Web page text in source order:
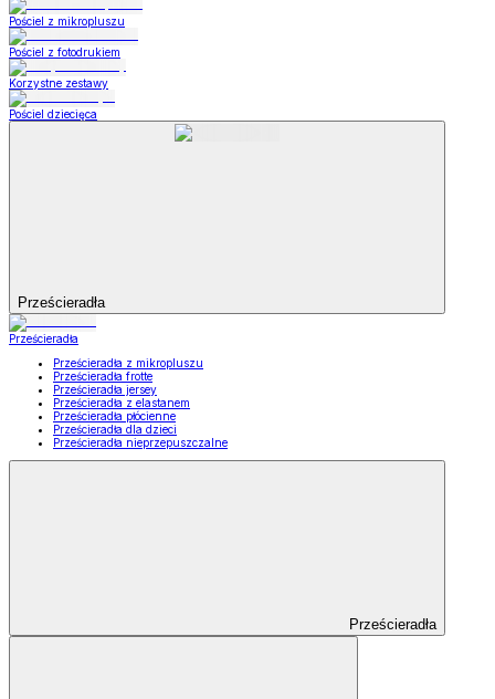
Pościel z mikropluszu
Pościel z fotodrukiem
Korzystne zestawy
Pościel dziecięca
Prześcieradła
Prześcieradła
Prześcieradła z mikropluszu
Prześcieradła frotte
Prześcieradła jersey
Prześcieradła z elastanem
Prześcieradła płócienne
Prześcieradła dla dzieci
Prześcieradła nieprzepuszczalne
Prześcieradła